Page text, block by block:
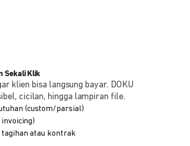
Sekali Klik
klien bisa langsung bayar. DOKU
cicilan, hingga lampiran file.
(custom/parsial)
atau kontrak